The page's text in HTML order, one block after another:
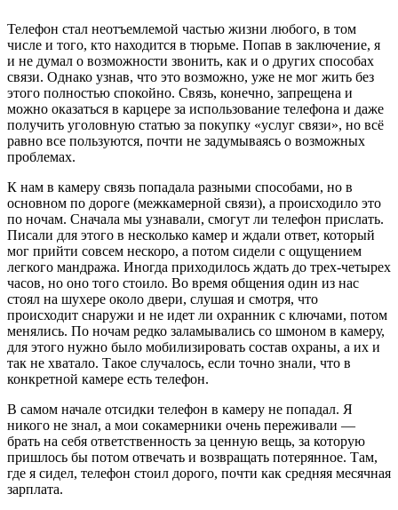
Телефон стал неотъемлемой частью жизни любого, в том
числе и того, кто находится в тюрьме. Попав в заключение, я
и не думал о возможности звонить, как и о других способах
связи. Однако узнав, что это возможно, уже не мог жить без
этого полностью спокойно. Связь, конечно, запрещена и
можно оказаться в карцере за использование телефона и даже
получить уголовную статью за покупку «услуг связи», но всё
равно все пользуются, почти не задумываясь о возможных
проблемах.
К нам в камеру связь попадала разными способами, но в
основном по дороге (межкамерной связи), а происходило это
по ночам. Сначала мы узнавали, смогут ли телефон прислать.
Писали для этого в несколько камер и ждали ответ, который
мог прийти совсем нескоро, а потом сидели с ощущением
легкого мандража. Иногда приходилось ждать до трех-четырех
часов, но оно того стоило. Во время общения один из нас
стоял на шухере около двери, слушая и смотря, что
происходит снаружи и не идет ли охранник с ключами, потом
менялись. По ночам редко заламывались со шмоном в камеру,
для этого нужно было мобилизировать состав охраны, а их и
так не хватало. Такое случалось, если точно знали, что в
конкретной камере есть телефон.
В самом начале отсидки телефон в камеру не попадал. Я
никого не знал, а мои сокамерники очень переживали —
брать на себя ответственность за ценную вещь, за которую
пришлось бы потом отвечать и возвращать потерянное. Там,
где я сидел, телефон стоил дорого, почти как средняя месячная
зарплата.